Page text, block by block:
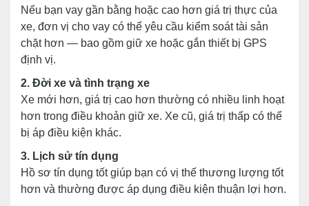
Nếu bạn vay gần bằng hoặc cao hơn giá trị thực của
xe, đơn vị cho vay có thể yêu cầu kiểm soát tài sản
chặt hơn — bao gồm giữ xe hoặc gắn thiết bị GPS
định vị.
2. Đời xe và tình trạng xe
Xe mới hơn, giá trị cao hơn thường có nhiều linh hoạt
hơn trong điều khoản giữ xe. Xe cũ, giá trị thấp có thể
bị áp điều kiện khác.
3. Lịch sử tín dụng
Hồ sơ tín dụng tốt giúp bạn có vị thế thương lượng tốt
hơn và thường được áp dụng điều kiện thuận lợi hơn.